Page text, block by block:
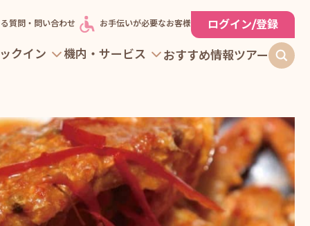
クイン 機内・サービス おすすめ情報ツアー
質問・問い合わせ お手伝いが必要なお客様 ログイン/登録